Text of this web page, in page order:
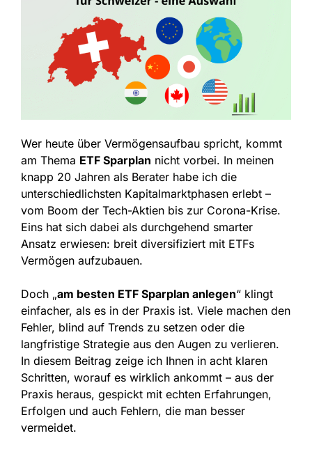
Wer heute über Vermögensaufbau spricht, kommt
am Thema ETF Sparplan nicht vorbei. In meinen
knapp 20 Jahren als Berater habe ich die
unterschiedlichsten Kapitalmarktphasen erlebt –
vom Boom der Tech-Aktien bis zur Corona-Krise.
Eins hat sich dabei als durchgehend smarter
Ansatz erwiesen: breit diversifiziert mit ETFs
Vermögen aufzubauen.
Doch „am besten ETF Sparplan anlegen“ klingt
einfacher, als es in der Praxis ist. Viele machen den
Fehler, blind auf Trends zu setzen oder die
langfristige Strategie aus den Augen zu verlieren.
In diesem Beitrag zeige ich Ihnen in acht klaren
Schritten, worauf es wirklich ankommt – aus der
Praxis heraus, gespickt mit echten Erfahrungen,
Erfolgen und auch Fehlern, die man besser
vermeidet.